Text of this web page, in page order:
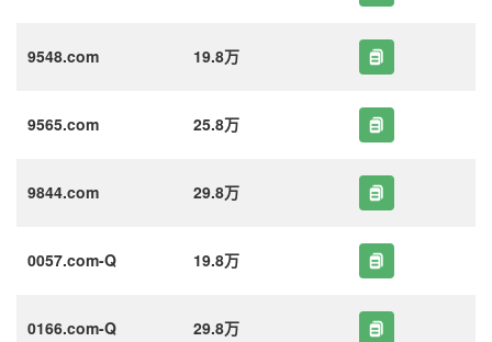
9548.com 19.8万
9565.com 25.8万
9844.com 29.8万
0057.com-Q 19.8万
0166.com-Q 29.8万